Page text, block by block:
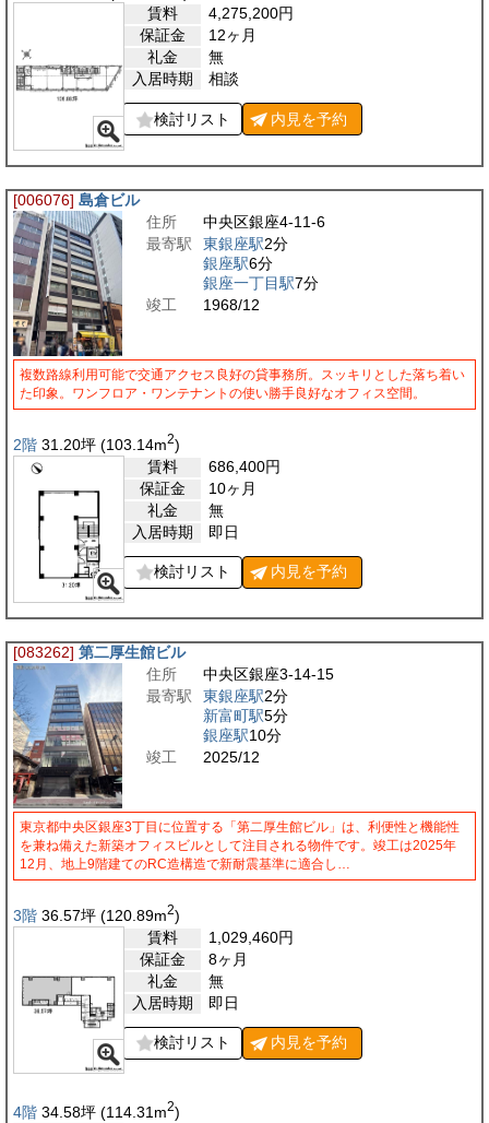
賃料
4,275,200円
保証金
12ヶ月
礼金
無
入居時期
相談
検討リスト 内見を予約
[006076] 島倉ビル
住所
中央区銀座4-11-6
最寄駅
東銀座駅2分
銀座駅6分
銀座一丁目駅7分
竣工
1968/12
複数路線利用可能で交通アクセス良好の貸事務所。スッキリとした落ち着い
た印象。ワンフロア・ワンテナントの使い勝手良好なオフィス空間。
2階 31.20坪 (103.14m2)
賃料
686,400円
保証金
10ヶ月
礼金
無
入居時期
即日
検討リスト 内見を予約
[083262] 第二厚生館ビル
住所
中央区銀座3-14-15
最寄駅
東銀座駅2分
新富町駅5分
銀座駅10分
竣工
2025/12
東京都中央区銀座3丁目に位置する「第二厚生館ビル」は、利便性と機能性
を兼ね備えた新築オフィスビルとして注目される物件です。竣工は2025年
12月、地上9階建てのRC造構造で新耐震基準に適合し…
3階 36.57坪 (120.89m2)
賃料
1,029,460円
保証金
8ヶ月
礼金
無
入居時期
即日
検討リスト 内見を予約
4階 34.58坪 (114.31 m2)